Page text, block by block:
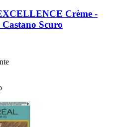
Crème -​
Scuro